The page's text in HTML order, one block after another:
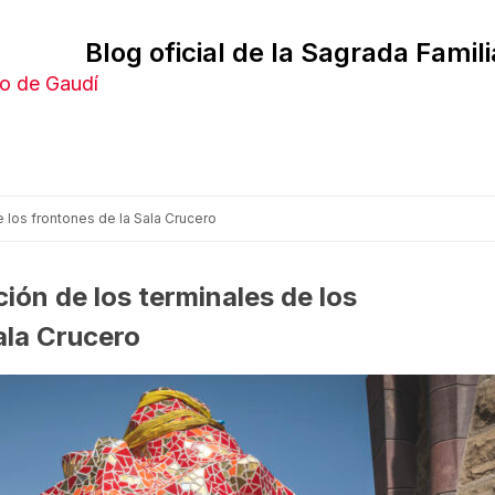
Blog oficial de la Sagrada
de Gaudí
frontones de la Sala Crucero
de los terminales de los
Crucero